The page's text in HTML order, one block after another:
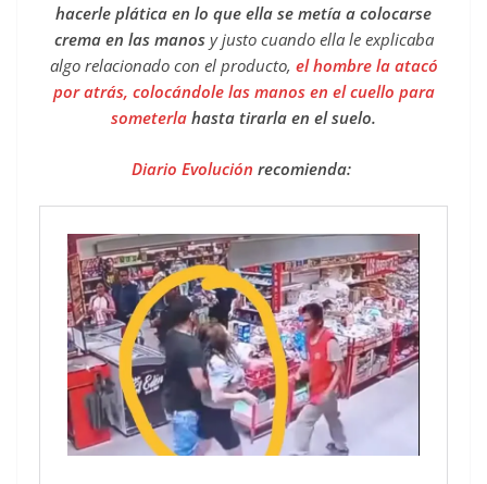
hacerle plática en lo que ella se metía a colocarse
crema en las manosy justo cuando ella le explicaba
algo relacionado con el producto, el hombre la atacó
por atrás, colocándole las manos en el cuello para
someterla hasta tirarla en el suelo.
Diario Evolución recomienda: